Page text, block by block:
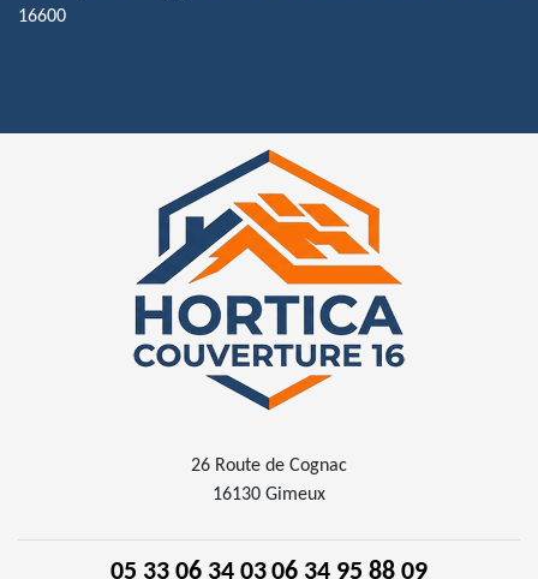
16600
26 Route de Cognac
16130 Gimeux
05 33 06 34 0306 34 95 88 09